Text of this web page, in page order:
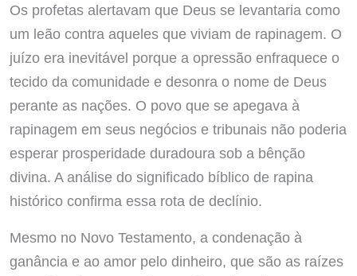
Os profetas alertavam que Deus se levantaria como
um leão contra aqueles que viviam de rapinagem. O
juízo era inevitável porque a opressão enfraquece o
tecido da comunidade e desonra o nome de Deus
perante as nações. O povo que se apegava à
rapinagem em seus negócios e tribunais não poderia
esperar prosperidade duradoura sob a bênção
divina. A análise do significado bíblico de rapina
histórico confirma essa rota de declínio.
Mesmo no Novo Testamento, a condenação à
ganância e ao amor pelo dinheiro, que são as raízes